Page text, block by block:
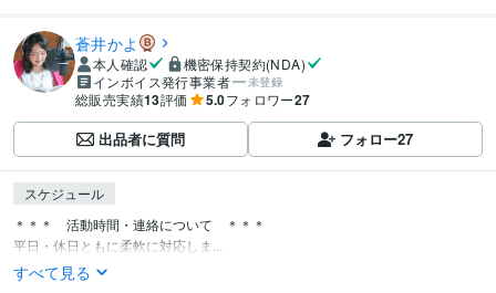
蒼井かよ
本人確認
機密保持契約(NDA)
インボイス発行事業者
未登録
総販売実績13評価 5.0フォロワー27
出品者に質問 フォロー27
スケジュール
＊＊＊　活動時間・連絡について　＊＊＊
平日・休日ともに柔軟に対応しま...
すべて見る